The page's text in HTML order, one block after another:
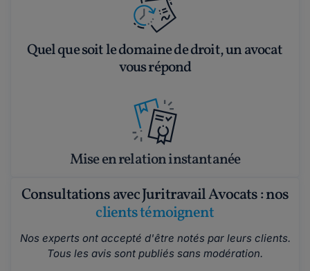
Quel que soit le domaine de droit, un avocat
vous répond
Mise en relation instantanée
Consultations avec Juritravail Avocats : nos
clients témoignent
Nos experts ont accepté d'être notés par leurs clients.
Tous les avis sont publiés sans modération.